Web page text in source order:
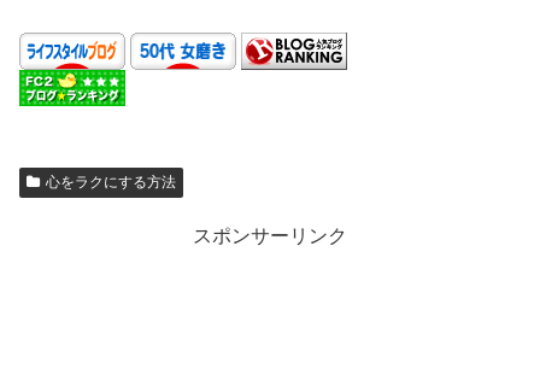
心をラクにする方法
スポンサーリンク